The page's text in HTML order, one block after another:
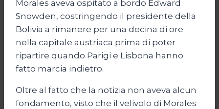
Morales aveva ospitato a bordo Edward
Snowden, costringendo il presidente della
Bolivia a rimanere per una decina di ore
nella capitale austriaca prima di poter
ripartire quando Parigi e Lisbona hanno
fatto marcia indietro.
Oltre al fatto che la notizia non aveva alcun
fondamento, visto che il velivolo di Morales